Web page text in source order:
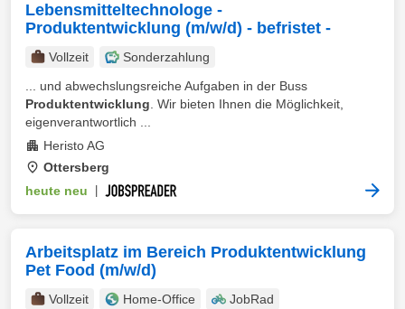
Lebensmitteltechnologe -
Produktentwicklung (m/w/d) - befristet -
Vollzeit
Sonderzahlung
... und abwechslungsreiche Aufgaben in der Buss
Produktentwicklung . Wir bieten Ihnen die Möglichkeit,
eigenverantwortlich ...
Heristo AG
Ottersberg
heute neu
Arbeitsplatz im Bereich Produktentwicklung
Pet Food (m/w/d)
Vollzeit Home-Office
JobRad